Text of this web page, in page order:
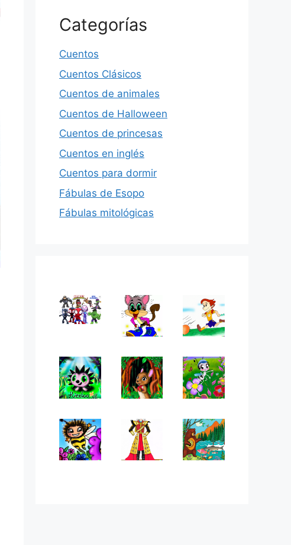
Categorías
Cuentos
Cuentos Clásicos
Cuentos de animales
Cuentos de Halloween
Cuentos de princesas
Cuentos en inglés
Cuentos para dormir
Fábulas de Esopo
Fábulas mitológicas